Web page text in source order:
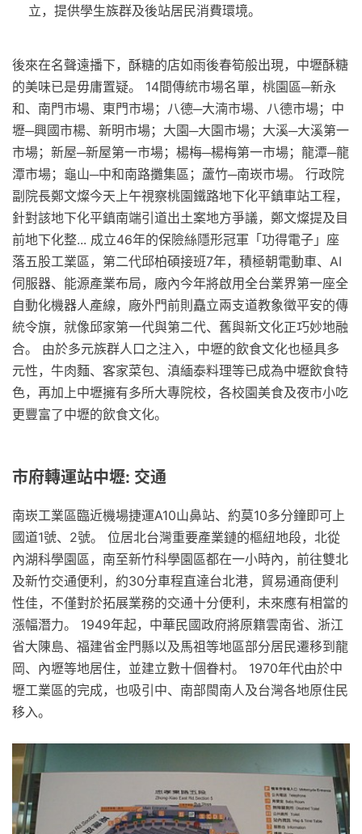
立，提供學生族群及後站居民消費環境。
後來在名聲遠播下，酥糖的店如雨後春筍般出現，中壢酥糖
的美味已是毋庸置疑。 14間傳統市場名單，桃園區─新永
和、南門市場、東門市場；八德─大湳市場、八德市場；中
壢─興國市楊、新明市場；大園─大園市場；大溪─大溪第一
市場；新屋─新屋第一市場；楊梅─楊梅第一市場；龍潭─龍
潭市場；龜山─中和南路攤集區；蘆竹─南崁市場。 行政院
副院長鄭文燦今天上午視察桃園鐵路地下化平鎮車站工程，
針對該地下化平鎮南端引道出土案地方爭議，鄭文燦提及目
前地下化整... 成立46年的保險絲隱形冠軍「功得電子」座
落五股工業區，第二代邱柏碩接班7年，積極朝電動車、AI
伺服器、能源產業布局，廠內今年將啟用全台業界第一座全
自動化機器人產線，廠外門前則矗立兩支道教象徵平安的傳
統令旗，就像邱家第一代與第二代、舊與新文化正巧妙地融
合。 由於多元族群人口之注入，中壢的飲食文化也極具多
元性，牛肉麵、客家菜包、滇緬泰料理等已成為中壢飲食特
色，再加上中壢擁有多所大專院校，各校園美食及夜市小吃
更豐富了中壢的飲食文化。
市府轉運站中壢: 交通
南崁工業區臨近機場捷運A10山鼻站、約莫10多分鐘即可上
國道1號、2號。 位居北台灣重要產業鏈的樞紐地段，北從
內湖科學園區，南至新竹科學園區都在一小時內，前往雙北
及新竹交通便利，約30分車程直達台北港，貿易通商便利
性佳，不僅對於拓展業務的交通十分便利，未來應有相當的
漲幅潛力。 1949年起，中華民國政府將原籍雲南省、浙江
省大陳島、福建省金門縣以及馬祖等地區部分居民遷移到龍
岡、內壢等地居住，並建立數十個眷村。 1970年代由於中
壢工業區的完成，也吸引中、南部閩南人及台灣各地原住民
移入。